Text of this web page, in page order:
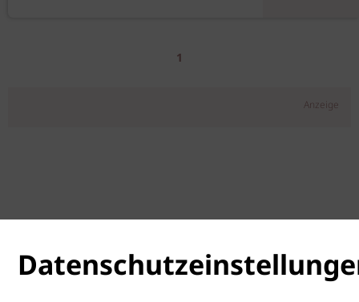
1
Anzeige